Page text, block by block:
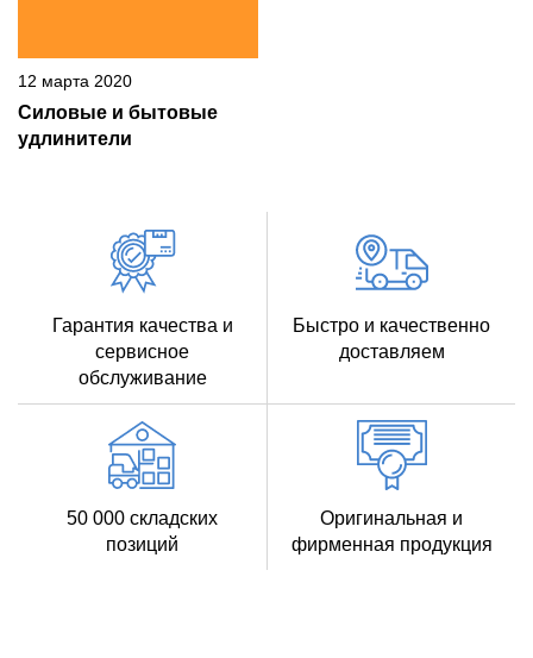
12 марта 2020
Силовые и бытовые
удлинители
Гарантия качества и
сервисное
обслуживание
Быстро и качественно
доставляем
50 000 складских
позиций
Оригинальная и
фирменная продукция